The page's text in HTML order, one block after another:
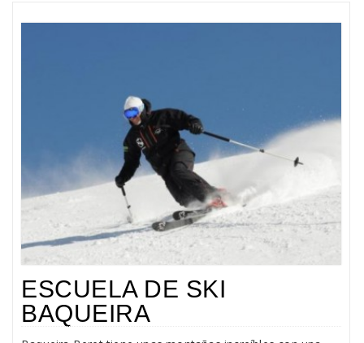
ESCUELA DE SKI
BAQUEIRA